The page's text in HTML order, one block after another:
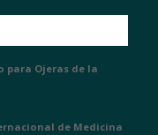
para Ojeras de la
de Medicina